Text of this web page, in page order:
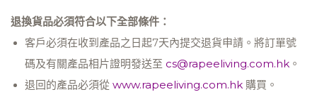
退換貨品必須符合以下全部條件：
客戶必須在收到產品之日起7天內提交退貨申請。將訂單號
碼及有關產品相片證明發送至 cs@rapeeliving.com.hk 。
退回的產品必須從 www.rapeeliving.com.hk 購買。